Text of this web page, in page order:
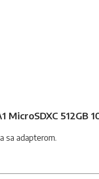
MicroSDXC 512GB
sa adapterom.